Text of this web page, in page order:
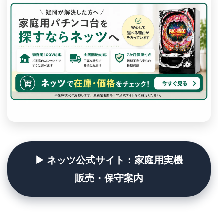
▶ ネッツ公式サイト：家庭用実機
販売・保守案内